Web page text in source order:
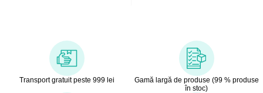
Transport gratuit peste 999 lei
Gamă largă de produse (99 % produse
în stoc)